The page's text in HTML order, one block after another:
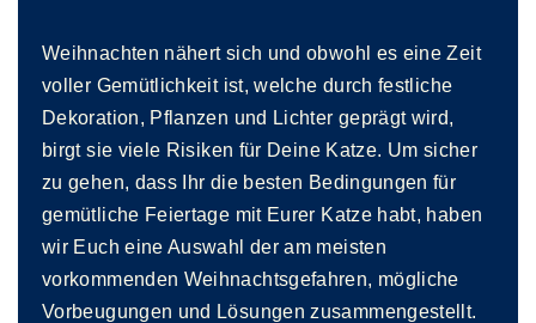
Weihnachten nähert sich und obwohl es eine Zeit
voller Gemütlichkeit ist, welche durch festliche
Dekoration, Pflanzen und Lichter geprägt wird,
birgt sie viele Risiken für Deine Katze. Um sicher
zu gehen, dass Ihr die besten Bedingungen für
gemütliche Feiertage mit Eurer Katze habt, haben
wir Euch eine Auswahl der am meisten
vorkommenden Weihnachtsgefahren, mögliche
Vorbeugungen und Lösungen zusammengestellt.